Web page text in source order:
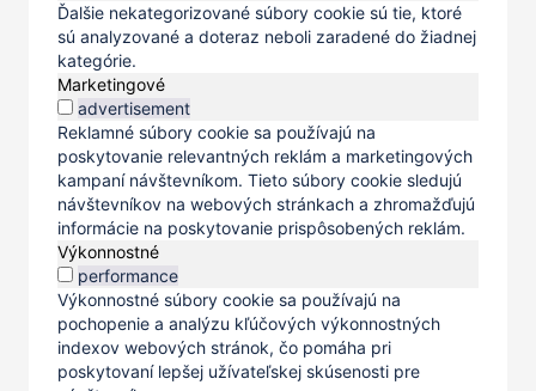
Ďalšie nekategorizované súbory cookie sú tie, ktoré
sú analyzované a doteraz neboli zaradené do žiadnej
kategórie.
Marketingové
advertisement
Reklamné súbory cookie sa používajú na
poskytovanie relevantných reklám a marketingových
kampaní návštevníkom. Tieto súbory cookie sledujú
návštevníkov na webových stránkach a zhromažďujú
informácie na poskytovanie prispôsobených reklám.
Výkonnostné
performance
Výkonnostné súbory cookie sa používajú na
pochopenie a analýzu kľúčových výkonnostných
indexov webových stránok, čo pomáha pri
poskytovaní lepšej užívateľskej skúsenosti pre